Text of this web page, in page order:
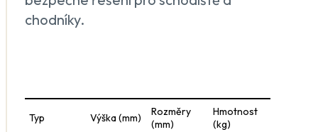
chodníky.
Typ Výška (mm)
Rozměry
(mm)
Hmotnost
(kg)